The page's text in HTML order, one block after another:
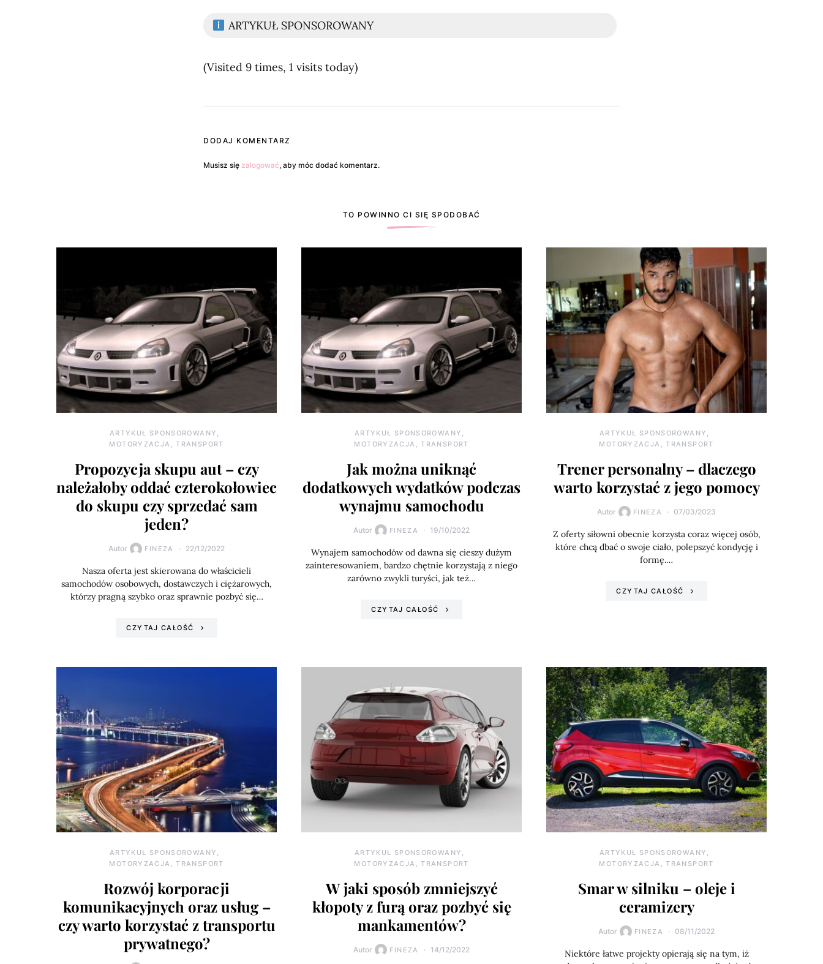
ARTYKUŁ SPONSOROWANY
(Visited 9 times, 1 visits today)
DODAJ KOMENTARZ
Musisz się zalogować, aby móc dodać komentarz.
TO POWINNO CI SIĘ SPODOBAĆ
ARTYKUŁ SPONSOROWANY
MOTORYZACJA, TRANSPORT
Propozycja skupu aut – czy
należałoby oddać czterokołowiec
do skupu czy sprzedać sam
jeden?
Autor FINEZA 22/12/2022
Nasza oferta jest skierowana do właścicieli
samochodów osobowych, dostawczych i ciężarowych,
którzy pragną szybko oraz sprawnie pozbyć się…
CZYTAJ CAŁOŚĆ
ARTYKUŁ SPONSOROWANY
MOTORYZACJA, TRANSPORT
Jak można uniknąć
dodatkowych wydatków podczas
wynajmu samochodu
Autor FINEZA 19/10/2022
Wynajem samochodów od dawna się cieszy dużym
zainteresowaniem, bardzo chętnie korzystają z niego
zarówno zwykli turyści, jak też…
CZYTAJ CAŁOŚĆ
ARTYKUŁ SPONSOROWANY
MOTORYZACJA, TRANSPORT
Trener personalny – dlaczego
warto korzystać z jego pomocy
Autor FINEZA 07/03/2023
Z oferty siłowni obecnie korzysta coraz więcej osób,
które chcą dbać o swoje ciało, polepszyć kondycję i
formę.…
CZYTAJ CAŁOŚĆ
ARTYKUŁ SPONSOROWANY
MOTORYZACJA, TRANSPORT
Rozwój korporacji
komunikacyjnych oraz usług –
czy warto korzystać z transportu
prywatnego?
ARTYKUŁ SPONSOROWANY
MOTORYZACJA, TRANSPORT
W jaki sposób zmniejszyć
kłopoty z furą oraz pozbyć się
mankamentów?
Autor FINEZA 14/12/2022
ARTYKUŁ SPONSOROWANY
MOTORYZACJA, TRANSPORT
Smar w silniku – oleje i
ceramizery
Autor FINEZA 08/11/2022
Niektóre łatwe projekty opierają się na tym, iż